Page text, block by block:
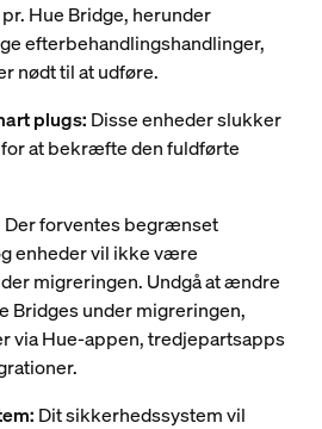
Hue Bridge, herunder
efterbehandlingshandlinger,
nødt til at udføre.
plugs: Disse enheder slukker
at bekræfte den fuldførte
Der forventes begrænset
enheder vil ikke være
migreringen. Undgå at ændre
Bridges under migreringen,
via Hue-appen, tredjepartsapps
Dit sikkerhedssystem vil